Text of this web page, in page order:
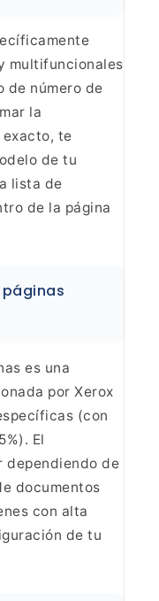
multifuncionales
de número de
la
te
de tu
lista de
de la página
páginas
es una
por Xerox
(con
El
dependiendo de
documentos
con alta
de tu